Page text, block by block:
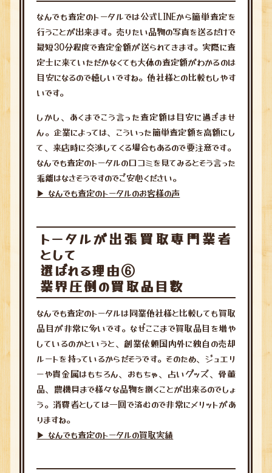
なんでも査定のトータルでは公式LINEから簡単査定を
行うことが出来ます。売りたい品物の写真を送るだけで
最短30分程度で査定金額が送られてきます。実際に査
定士に来ていただかなくても大体の査定額がわかるのは
目安になるので嬉しいですね。他社様との比較もしやす
いです。
しかし、あくまでこう言った査定額は目安に過ぎませ
ん。企業によっては、こういった簡単査定額を高額にし
て、来店時に交渉してくる場合もあるので要注意です。
なんでも査定のトータルの口コミを見てみるとそう言った
乖離はなさそうですのでご安心ください。
▶︎ なんでも査定のトータルのお客様の声
トータルが出張買取専門業者
として
選ばれる理由⑥
業界圧倒の買取品目数
なんでも査定のトータルは同業他社様と比較しても買取
品目が非常に多いです。なぜここまで買取品目を増や
しているのかというと、創業依頼国内外に独自の売却
ルートを持っているからだそうです。そのため、ジュエリ
ーや貴金属はもちろん、おもちゃ、占いグッズ、骨董
品、農機具まで様々な品物を捌くことが出来るのでしょ
う。消費者としては一回で済むので非常にメリットがあ
りますね。
▶︎ なんでも査定のトータルの買取実績